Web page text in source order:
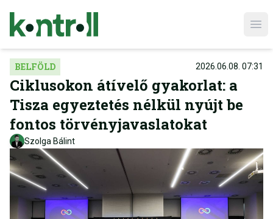
BELFÖLD 2026.06.08. 07:31
Ciklusokon átívelő gyakorlat: a
Tisza egyeztetés nélkül nyújt be
fontos törvényjavaslatokat
Szolga Bálint